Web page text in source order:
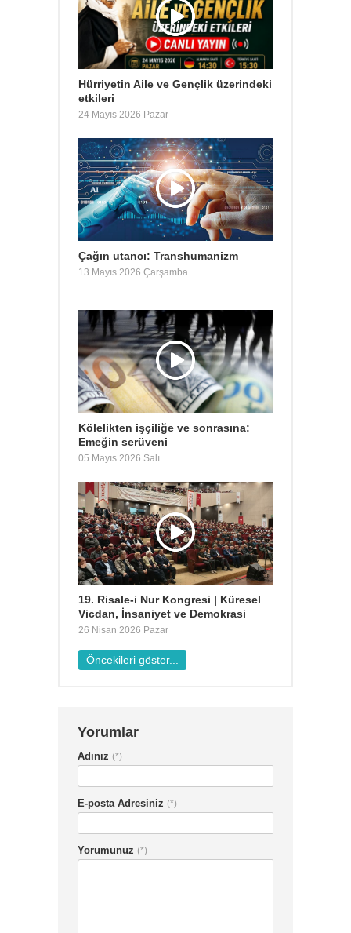
Hürriyetin Aile ve Gençlik üzerindeki
etkileri
24 Mayıs 2026 Pazar
Çağın utancı: Transhumanizm
13 Mayıs 2026 Çarşamba
Kölelikten işçiliğe ve sonrasına:
Emeğin serüveni
05 Mayıs 2026 Salı
19. Risale-i Nur Kongresi | Küresel
Vicdan, İnsaniyet ve Demokrasi
26 Nisan 2026 Pazar
Yorumlar
Adınız (*)
E-posta Adresiniz (*)
Yorumunuz (*)